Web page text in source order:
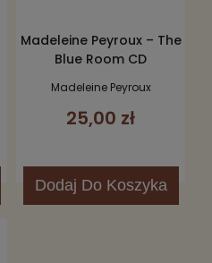
Madeleine Peyroux – The
Blue Room CD
Madeleine Peyroux
25,00 zł
Dodaj Do Koszyka